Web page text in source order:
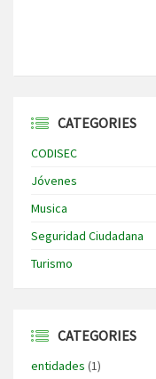
CATEGORIES
CODISEC
Jóvenes
Musica
Seguridad Ciudadana
Turismo
CATEGORIES
entidades (1)